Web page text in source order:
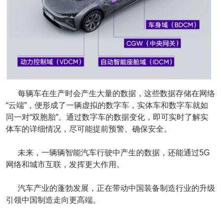
每辆车在生产时会产生大量的数据，这些数据存储在网络
“云端”，便形成了一辆虚拟的数字车，实体车和数字车就如
同一对“双胞胎”。通过数字车的数据变化，即可实时了解实
体车的详细情况，尽可能提前预警、确保安全。
未来，一辆辆智能汽车行驶中产生的数据，还能通过5G
网络和城市互联，发挥更大作用。
汽车产业的蓬勃发展，正在带动中国装备制造行业的升级
引领中国制造走向更高端。